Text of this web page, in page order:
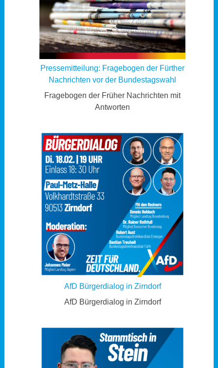
Pressemitteilung: Fragebogen der Fürther
Nachrichten vor der Bundestagswahl
Fragebogen der Früher Nachrichten mit
Antworten
AfD Bürgerdialog in Zirndorf
AfD Bürgerdialog in Zirndorf